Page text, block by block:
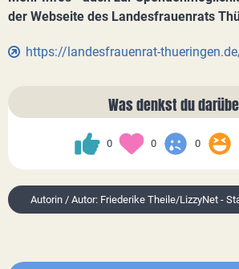
der Webseite des Landesfrauenrats
https://landesfrauenrat-
Was denkst du
0 0 0
Autorin / Autor: Friederike Theile/LizzyNet -